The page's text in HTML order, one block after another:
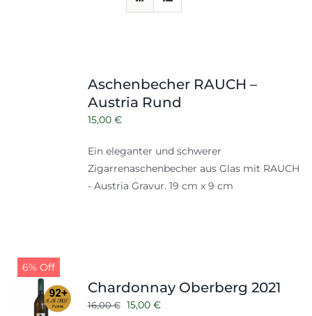
Aschenbecher RAUCH –
Austria Rund
15,00 €
Ein eleganter und schwerer
Zigarrenaschenbecher aus Glas mit RAUCH
- Austria Gravur. 19 cm x 9 cm
6% Off
Chardonnay Oberberg 2021
16,00€ Ursprünglicher
15,00 €Aktueller